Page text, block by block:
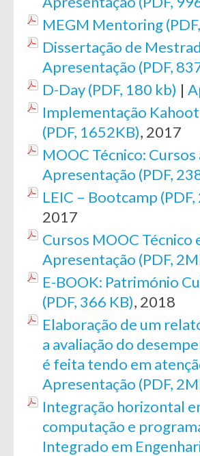
MEGM Mentoring
Dissertação de
Apresentação (PDF,
D-Day (PDF, 180 kb) |
Implementação Kahoot
(PDF, 1652KB), 2017
MOOC Técnico:
Apresentação (PDF,
LEIC – Bootcamp (PDF,
2017
Cursos MOOC
Apresentação (PDF,
E-BOOK: Património
(PDF, 366 KB), 2018
Elaboração de um
a avaliação do
é feita tendo em
Apresentação (PDF,
Integração horizontal
computação e
Integrado em